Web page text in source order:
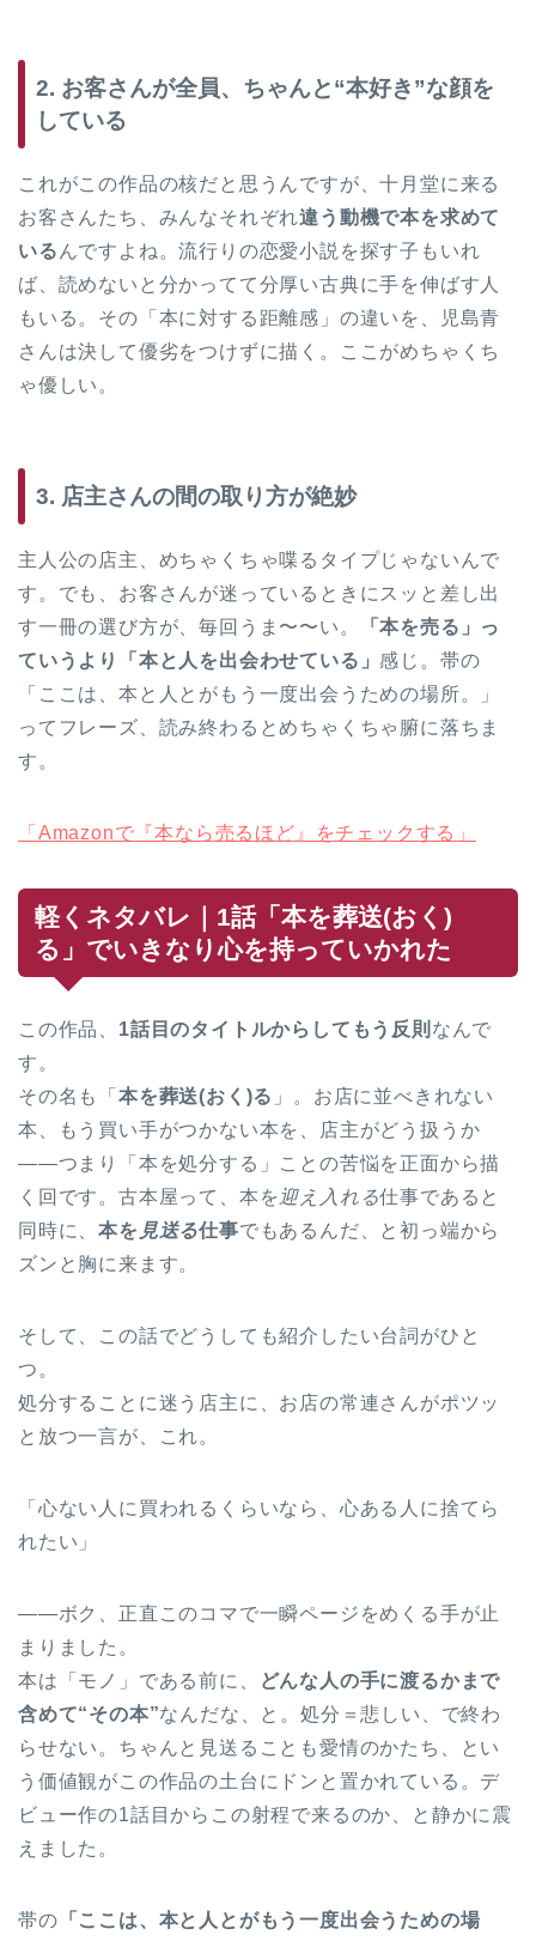
2. お客さんが全員、ちゃんと“本好き”な顔を
している
これがこの作品の核だと思うんですが、十月堂に来る
お客さんたち、みんなそれぞれ違う動機で本を求めて
いる んですよね。流行りの恋愛小説を探す子もいれ
ば、読めないと分かってて分厚い古典に手を伸ばす人
もいる。その「本に対する距離感」の違いを、児島青
さんは決して優劣をつけずに描く。ここがめちゃくち
ゃ優しい。
3. 店主さんの間の取り方が絶妙
主人公の店主、めちゃくちゃ喋るタイプじゃないんで
す。でも、お客さんが迷っているときにスッと差し出
す一冊の選び方が、毎回うま〜〜い。
「本を売る」っ
ていうより「本と人を出会わせている」 感じ。帯の
「ここは、本と人とがもう一度出会うための場所。」
ってフレーズ、読み終わるとめちゃくちゃ腑に落ちま
す。
「Amazonで『本なら売るほど』をチェックする」
軽くネタバレ｜1話「本を葬送(おく)
る」でいきなり心を持っていかれた
この作品、 1話目のタイトルからしてもう反則 なんで
す。
その名も「 本を葬送(おく)る 」。お店に並べきれない
本、もう買い手がつかない本を、店主がどう扱うか
——つまり「本を処分する」ことの苦悩を正面から描
く回です。古本屋って、本を 迎え入れる仕事であると
同時に、本を 見送る仕事でもあるんだ、と初っ端から
ズンと胸に来ます。
そして、この話でどうしても紹介したい台詞がひと
つ。
処分することに迷う店主に、お店の常連さんがポツッ
と放つ一言が、これ。
「心ない人に買われるくらいなら、心ある人に捨てら
れたい」
——ボク、正直このコマで一瞬ページをめくる手が止
まりました。
本は「モノ」である前に、
どんな人の手に渡るかまで
含めて“その本”なんだな、と。処分＝悲しい、で終わ
らせない。ちゃんと見送ることも愛情のかたち、とい
う価値観がこの作品の土台にドンと置かれている。デ
ビュー作の1話目からこの射程で来るのか、と静かに震
えました。
帯の 「ここは、本と人とがもう一度出会うための場